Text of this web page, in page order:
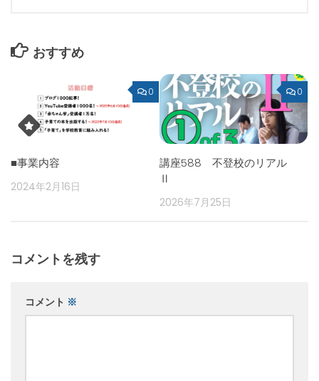
おすすめ
0
■事業内容
2024年2月16日
0
講座588 不登校のリアル
Ⅱ
2026年7月25日
コメントを残す
コメント ※